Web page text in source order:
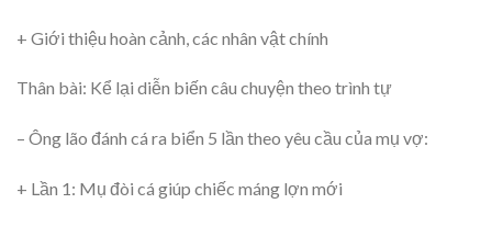
+ Giới thiệu hoàn cảnh, các nhân vật chính
Thân bài: Kể lại diễn biến câu chuyện theo trình tự
– Ông lão đánh cá ra biển 5 lần theo yêu cầu của mụ vợ:
+ Lần 1: Mụ đòi cá giúp chiếc máng lợn mới